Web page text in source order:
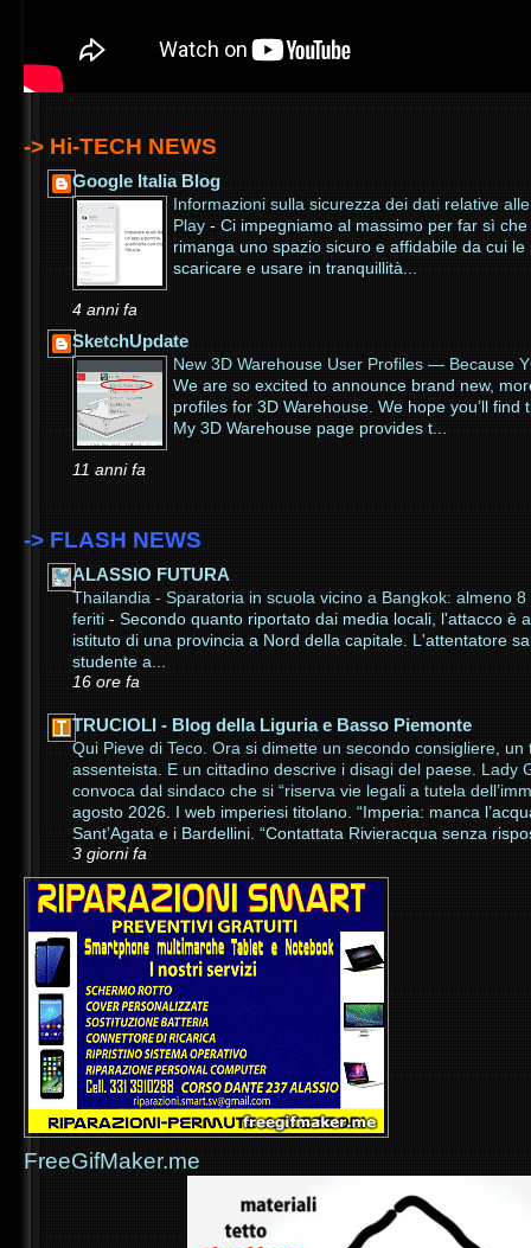
-> Hi-TECH NEWS
Google Italia Blog
Informazioni sulla sicurezza dei dati relative
Play - Ci impegniamo al massimo per far sì
rimanga uno spazio sicuro e affidabile da cui
scaricare e usare in tranquillità...
4 anni fa
SketchUpdate
New 3D Warehouse User Profiles — Because
We are so excited to announce brand new,
profiles for 3D Warehouse. We hope you’ll find
My 3D Warehouse page provides t...
11 anni fa
-> FLASH NEWS
ALASSIO FUTURA
Thailandia - Sparatoria in scuola vicino a Bangkok: almeno
feriti - Secondo quanto riportato dai media locali, l'attacco è
istituto di una provincia a Nord della capitale. L'attentatore
studente a...
16 ore fa
TRUCIOLI - Blog della Liguria e Basso Piemonte
Qui Pieve di Teco. Ora si dimette un secondo consigliere, un
assenteista. E un cittadino descrive i disagi del paese. Lady
convoca dal sindaco che si “riserva vie legali a tutela
agosto 2026. I web imperiesi titolano. “Imperia: manca
Sant’Agata e i Bardellini. “Contattata Rivieracqua senza
3 giorni fa
FreeGifMaker.me